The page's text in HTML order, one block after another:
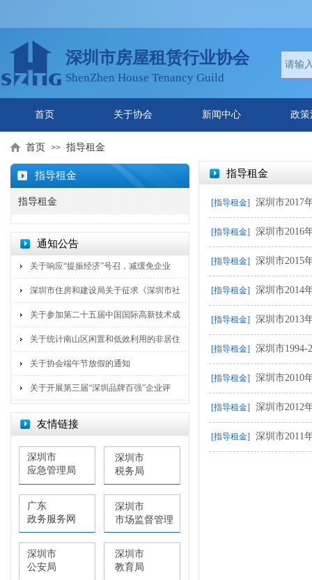
ShenZhen House Tenancy Guild
首页 关于协会 新闻中心 政策
深圳市房屋租赁行业协会
深圳市
应急管理局
友情链接
深圳市
税务局
广东
政务服务网
深圳市
市场监督管理
局
深圳市
公安局
深圳市
教育局
通知公告
关于响应“提振经济”号召，减缓免企业
深圳市住房和建设局关于征求《深圳市社
关于参加第二十五届中国国际高新技术成
关于统计南山区闲置和低效利用的非居住
关于协会端午节放假的通知
关于开展第三届“深圳品牌百强”企业评
首页 >> 指导租金
指导租金
指导租金
指导租金
[指导租金] 深圳市2017
[指导租金] 深圳市2016
[指导租金] 深圳市2015
[指导租金] 深圳市2014
[指导租金] 深圳市2013
[指导租金] 深圳市1994-
[指导租金] 深圳市2010
[指导租金] 深圳市2012
[指导租金] 深圳市2011